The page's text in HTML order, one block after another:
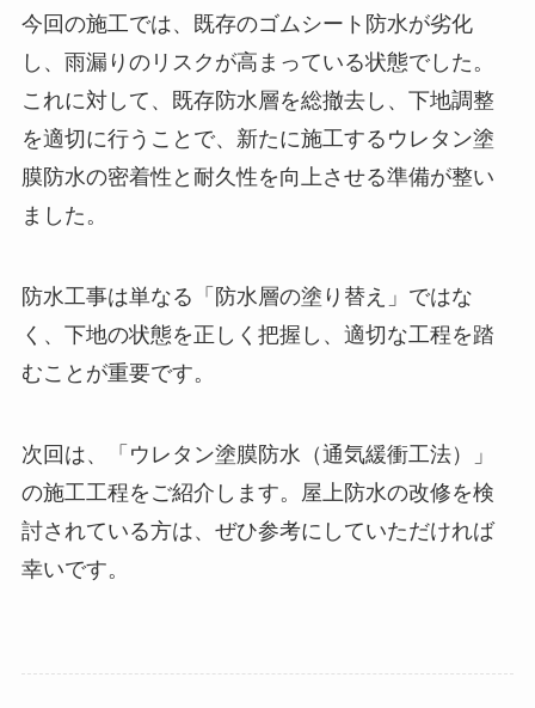
今回の施工では、既存のゴムシート防水が劣化
し、雨漏りのリスクが高まっている状態でした。
これに対して、既存防水層を総撤去し、下地調整
を適切に行うことで、新たに施工するウレタン塗
膜防水の密着性と耐久性を向上させる準備が整い
ました。
防水工事は単なる「防水層の塗り替え」ではな
く、下地の状態を正しく把握し、適切な工程を踏
むことが重要です。
次回は、「ウレタン塗膜防水（通気緩衝工法）」
の施工工程をご紹介します。屋上防水の改修を検
討されている方は、ぜひ参考にしていただければ
幸いです。